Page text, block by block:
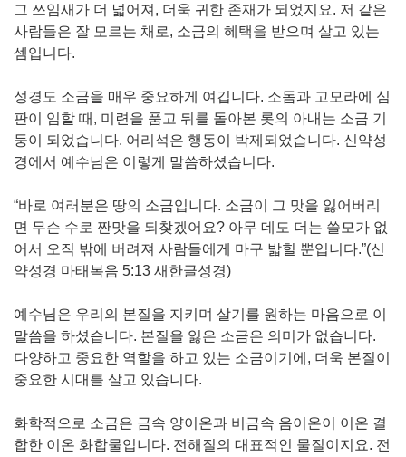
그 쓰임새가 더 넓어져, 더욱 귀한 존재가 되었지요. 저 같은
사람들은 잘 모르는 채로, 소금의 혜택을 받으며 살고 있는
셈입니다.
성경도 소금을 매우 중요하게 여깁니다. 소돔과 고모라에 심
판이 임할 때, 미련을 품고 뒤를 돌아본 롯의 아내는 소금 기
둥이 되었습니다. 어리석은 행동이 박제되었습니다. 신약성
경에서 예수님은 이렇게 말씀하셨습니다.
“바로 여러분은 땅의 소금입니다. 소금이 그 맛을 잃어버리
면 무슨 수로 짠맛을 되찾겠어요? 아무 데도 더는 쓸모가 없
어서 오직 밖에 버려져 사람들에게 마구 밟힐 뿐입니다.”(신
약성경 마태복음 5:13 새한글성경)
예수님은 우리의 본질을 지키며 살기를 원하는 마음으로 이
말씀을 하셨습니다. 본질을 잃은 소금은 의미가 없습니다.
다양하고 중요한 역할을 하고 있는 소금이기에, 더욱 본질이
중요한 시대를 살고 있습니다.
화학적으로 소금은 금속 양이온과 비금속 음이온이 이온 결
합한 이온 화합물입니다. 전해질의 대표적인 물질이지요. 전